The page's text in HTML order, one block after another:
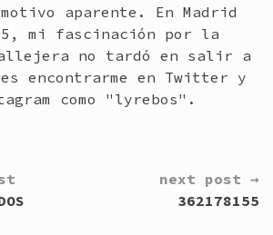
aparente. En Madrid
mi fascinación por la
no tardó en salir a
encontrarme en Twitter y
como "lyrebos".
next post →
362178155